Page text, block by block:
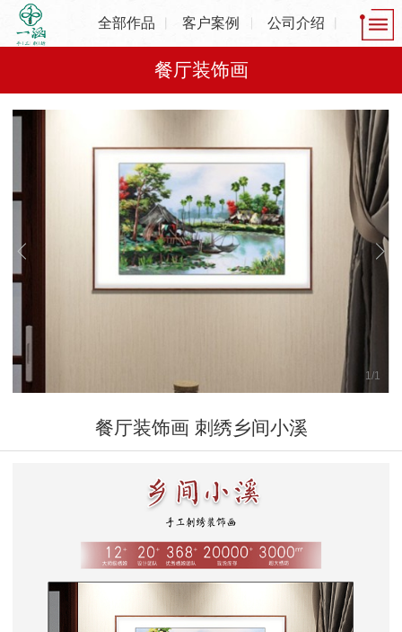
全部作品 客户案例 公司介绍
餐厅装饰画
1 /1
餐厅装饰画 刺绣乡间小溪